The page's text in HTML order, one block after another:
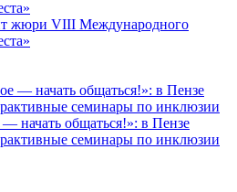
жюри VIII Международного
начать общаться!»: в Пензе
семинары по инклюзии